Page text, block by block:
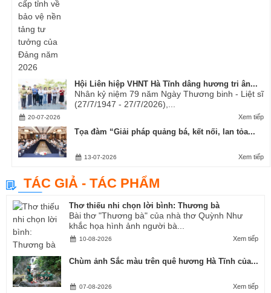
Hội Liên hiệp VHNT Hà Tĩnh dâng hương tri ân...
Nhân kỷ niệm 79 năm Ngày Thương binh - Liệt sĩ
(27/7/1947 - 27/7/2026),...
Xem tiếp
20-07-2026
Tọa đàm “Giải pháp quảng bá, kết nối, lan tỏa...
Xem tiếp
13-07-2026
TÁC GIẢ - TÁC PHẨM
Thơ thiếu nhi chọn lời bình: Thương bà
Bài thơ "Thương bà" của nhà thơ Quỳnh Như
khắc họa hình ảnh người bà...
Xem tiếp
10-08-2026
Chùm ảnh Sắc màu trên quê hương Hà Tĩnh của...
Xem tiếp
07-08-2026